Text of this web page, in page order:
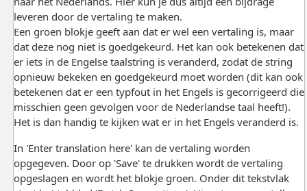
leveren door de vertaling te maken.
Een groen blokje geeft aan dat er wel een vertaling is, maar
dat deze nog niet is goedgekeurd. Het kan ook betekenen dat
er iets in de Engelse taalstring is veranderd, zodat de string
opnieuw bekeken en goedgekeurd moet worden (dit kan ook
betekenen dat er een typfout in het Engels is gecorrigeerd die
misschien geen gevolgen voor de Nederlandse taal heeft!).
Het is dan handig te kijken wat er in het Engels veranderd is.
In 'Enter translation here' kan de vertaling worden
opgegeven. Door op 'Save' te drukken wordt de vertaling
opgeslagen en wordt het blokje groen. Onder dit tekstvlak